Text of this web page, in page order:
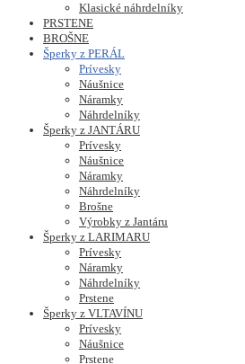
Klasické náhrdelníky
PRSTENE
BROŠNE
Šperky z PERÁL
Prívesky
Náušnice
Náramky
Náhrdelníky
Šperky z JANTÁRU
Prívesky
Náušnice
Náramky
Náhrdelníky
Brošne
Výrobky z Jantáru
Šperky z LARIMARU
Prívesky
Náramky
Náhrdelníky
Prstene
Šperky z VLTAVÍNU
Prívesky
Náušnice
Prstene